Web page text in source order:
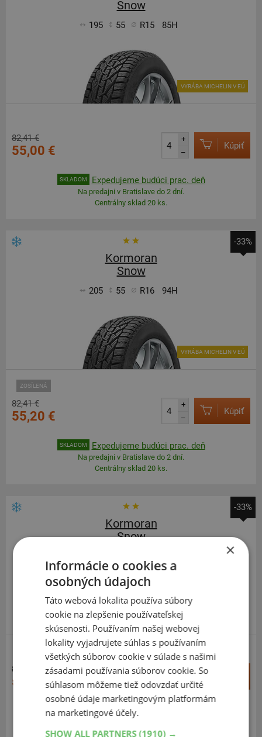
Snow
195 55 R15 85H
VYRÁBA MICHELIN V EÚ
82,41 €
55,00 €
+
–
Kúpiť
SKLADOM Expedujeme budúci prac. deň
Na predajni v Bratislave do 2 dní.
Centrálny sklad 20 ks.
-33%
Kormoran
Snow
205 55 R16 94H
ZOSÍLENÁ
VYRÁBA MICHELIN V EÚ
82,41 €
55,20 €
+
–
Kúpiť
SKLADOM Expedujeme budúci prac. deň
Na predajni v Bratislave do 2 dní.
Centrálny sklad 20 ks.
-33%
Kormoran
Snow
VYRÁBA MICHELIN V EÚ
82,41 €
55,20 €
+
–
SKLADOM Expedujeme budúci prac. deň
Centrálny sklad 20 ks.
×
Informácie o cookies a
osobných údajoch
Táto webová lokalita používa súbory
cookie na zlepšenie používateľskej
skúsenosti. Používaním našej webovej
lokality vyjadrujete súhlas s používaním
všetkých súborov cookie v súlade s našimi
zásadami používania súborov cookie. So
súhlasom môžeme tiež odovzdať určité
osobné údaje marketingovým platformám
na marketingové účely.
SHOW ALL PARTNERS(1910) →